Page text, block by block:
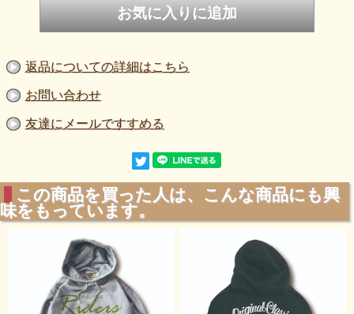
返品についての詳細はこちら
お問い合わせ
友達にメールですすめる
この商品を買った人は、こんな商品にも興
味をもっています。